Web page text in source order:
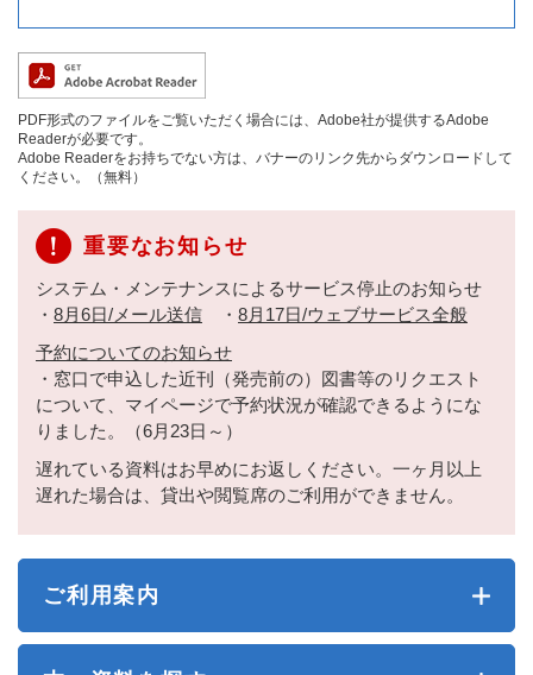
PDF形式のファイルをご覧いただく場合には、Adobe社が提供するAdobe
Readerが必要です。
Adobe Readerをお持ちでない方は、バナーのリンク先からダウンロードして
ください。（無料）
重要なお知らせ
システム・メンテナンスによるサービス停止のお知らせ
・ 8月6日/メール送信 ・ 8月17日/ウェブサービス全般
予約についてのお知らせ
・窓口で申込した近刊（発売前の）図書等のリクエスト
について、マイページで予約状況が確認できるようにな
りました。（6月23日～）
遅れている資料はお早めにお返しください。一ヶ月以上
遅れた場合は、貸出や閲覧席のご利用ができません。
ご利用案内